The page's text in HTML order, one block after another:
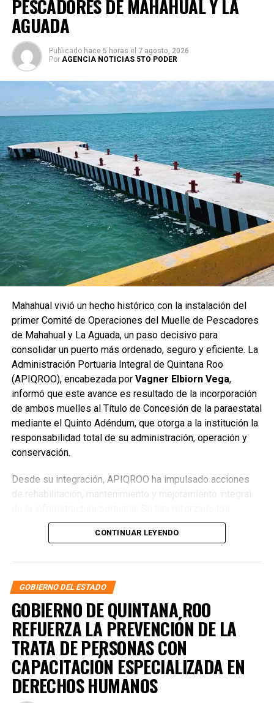
PESCADORES DE MAHAHUAL Y LA
AGUADA
Publicado hace 5 horas el 7 agosto, 2026
Por AGENCIA NOTICIAS 5TO PODER
Mahahual vivió un hecho histórico con la instalación del
primer Comité de Operaciones del Muelle de Pescadores
de Mahahual y La Aguada, un paso decisivo para
consolidar un puerto más ordenado, seguro y eficiente. La
Administración Portuaria Integral de Quintana Roo
(APIQROO), encabezada por Vagner Elbiorn Vega,
informó que este avance es resultado de la incorporación
de ambos muelles al Título de Concesión de la paraestatal
mediante el Quinto Adéndum, que otorga a la institución la
responsabilidad total de su administración, operación y
conservación.
Desde su integración, APIQROO ha impulsado acciones
de rehabilitación, mantenimiento y mejoramiento integral
esquemas de ordenamiento y supervisión, además de
implementar sistemas de videovigilancia para garantizar
CONTINUAR LEYENDO
GOBIERNO DEL ESTADO
GOBIERNO DE QUINTANA ROO
REFUERZA LA PREVENCIÓN DE LA
TRATA DE PERSONAS CON
CAPACITACIÓN ESPECIALIZADA EN
DERECHOS HUMANOS